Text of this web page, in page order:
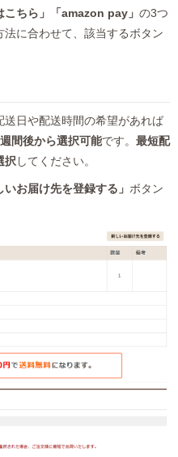
ちら」
「amazon pay」 の3つ
に合わせて、該当するボタン
日や配送時間の希望があれば
間後から選択可能です。 最短配
択 してください。
いお届け先を登録する」 ボタン